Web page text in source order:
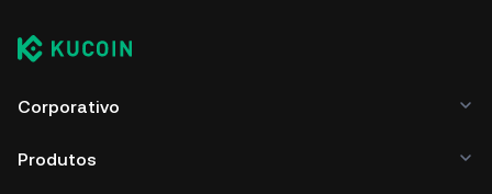
Corporativo
Produtos